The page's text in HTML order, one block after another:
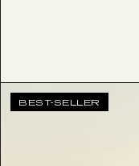
BEST-SELLER